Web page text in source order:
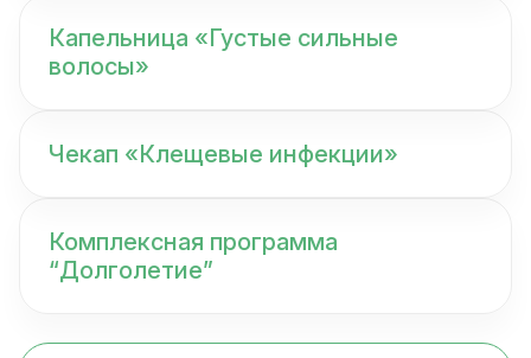
Капельница «Густые сильные
волосы»
Чекап «Клещевые инфекции»
Комплексная программа
“Долголетие”